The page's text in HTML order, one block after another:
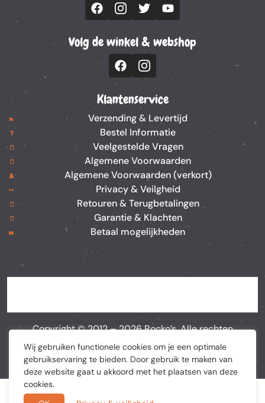
Wij gebruiken functionele cookies om je een optimale
gebruikservaring te bieden. Door gebruik te maken van
deze website gaat u akkoord met het plaatsen van deze
cookies.
Volg de winkel & webshop
Klantenservice
Verzending & Levertijd
Bestel Informatie
Veelgestelde Vragen
Algemene Voorwaarden
Algemene Voorwaarden (verkort)
Privacy & Veilgheid
Retouren & Terugbetalingen
Garantie & Klachten
Betaal mogelijkheden
Copyright © 2012 –2026Rocko’s. Alle rechten
voorbehouden. Webshop doorBEWISE Solutions
De waardering van rockosplace.nl/ bij